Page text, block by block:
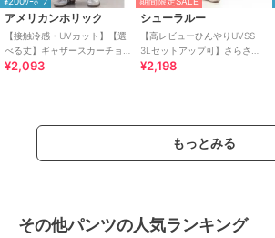
アメリカンホリック
【接触冷感・UVカット】【選
べる丈】ギャザースカーチョ
【WEB限定カラー有り】
¥2,093
シューラルー
【高レビューひんやりUVSS-
3Lセットアップ可】さらさら
ぷるん イージーテーパードパ
¥2,198
もっとみる
その他パンツの人気ランキング